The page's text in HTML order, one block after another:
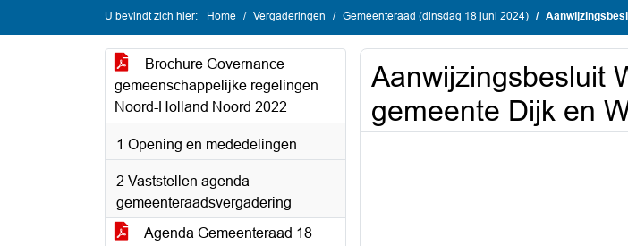
U bevindt zich hier: Home Vergaderingen Gemeenteraad (dinsdag 18 juni 2024)
Brochure Governance
gemeenschappelijke regelingen
Noord-Holland Noord 2022
1 Opening en mededelingen
2 Vaststellen agenda
gemeenteraadsvergadering
Agenda Gemeenteraad 18
Aanwijzingsbesluit
gemeente Dijk en